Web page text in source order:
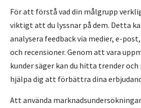
För att förstå vad din målgrupp
viktigt att du lyssnar på dem. Detta
analysera feedback via medier, e-
och recensioner. Genom att vara
kunder säger kan du hitta trender
hjälpa dig att förbättra dina
Att använda